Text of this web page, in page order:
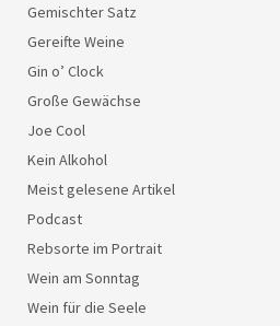
Gemischter Satz
Gereifte Weine
Gin o’ Clock
Große Gewächse
Joe Cool
Kein Alkohol
Meist gelesene Artikel
Podcast
Rebsorte im Portrait
Wein am Sonntag
Wein für die Seele